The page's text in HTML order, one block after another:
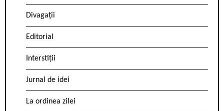
Divagații
Editorial
Interstiții
Jurnal de idei
La ordinea zilei